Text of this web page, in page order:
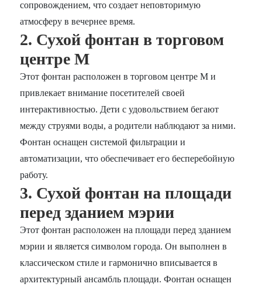
сопровождением, что создает неповторимую
атмосферу в вечернее время.
2. Сухой фонтан в торговом
центре M
Этот фонтан расположен в торговом центре M и
привлекает внимание посетителей своей
интерактивностью. Дети с удовольствием бегают
между струями воды, а родители наблюдают за ними.
Фонтан оснащен системой фильтрации и
автоматизации, что обеспечивает его бесперебойную
работу.
3. Сухой фонтан на площади
перед зданием мэрии
Этот фонтан расположен на площади перед зданием
мэрии и является символом города. Он выполнен в
классическом стиле и гармонично вписывается в
архитектурный ансамбль площади. Фонтан оснащен